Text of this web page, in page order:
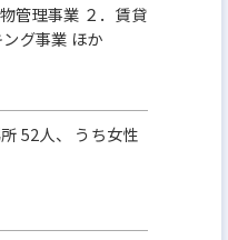
管理事業 ２．賃貸
グ事業 ほか
52人、 うち女性